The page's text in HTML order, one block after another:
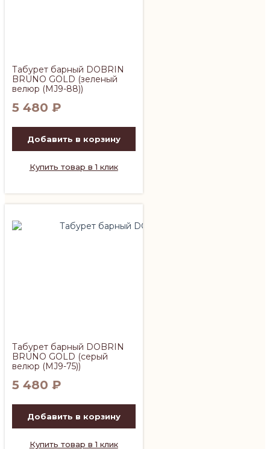
Табурет барный DOBRIN
BRUNO GOLD (зеленый
велюр (MJ9-88))
5 480 ₽
Добавить в корзину
Купить товар в 1 клик
Табурет барный DOBRIN
BRUNO GOLD (серый
велюр (MJ9-75))
5 480 ₽
Добавить в корзину
Купить товар в 1 клик